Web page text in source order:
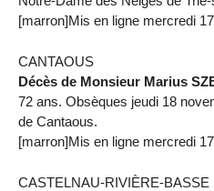
[marron]Mis en ligne mercredi
CANTAOUS
Décès de Monsieur Marius
72 ans. Obsèques jeudi 18
de Cantaous.
[marron]Mis en ligne mercredi
CASTELNAU-RIVIÈRE-BASSE